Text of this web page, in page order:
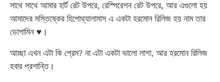
সাথে সাথে আমার হার্ট রেট উপরে, রেস্পিরেশন রেট উপরে, আর এগুলো হয়
আমাদের মস্তিষ্কের হিপোথ্যালামাস এ একটা হরমোন রিলিজ হয় নাম তার
ডোপামিন ♥ ।
আচ্ছা এখন এটা কি প্রেম? না এটা একটা ভালো লাগা, আর হরমোন রিলিজ
হবার প্রশান্তি।